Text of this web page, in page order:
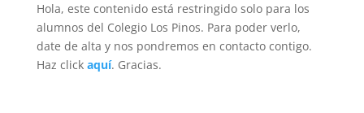
Hola, este contenido está restringido solo para los
alumnos del Colegio Los Pinos. Para poder verlo,
date de alta y nos pondremos en contacto contigo.
Haz click aquí. Gracias.